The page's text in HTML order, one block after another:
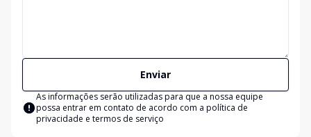
Enviar
As informações serão utilizadas para que a nossa equipe
possa entrar em contato de acordo com a política de
privacidade e termos de serviço